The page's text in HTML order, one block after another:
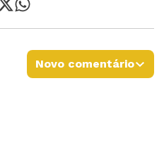
Novo comentário